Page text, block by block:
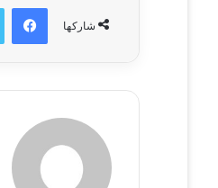
شاركها
فيسبوك